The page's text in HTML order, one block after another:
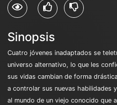
Sinopsis
Cuatro jóvenes inadaptados se
universo alternativo, lo que les
sus vidas cambian de forma
a controlar sus nuevas habilidades
al mundo de un viejo conocido que